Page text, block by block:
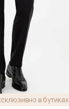
в бутиках